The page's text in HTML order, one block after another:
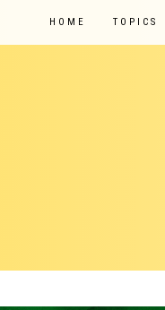
HOME TOPICS